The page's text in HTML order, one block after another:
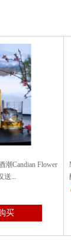
NMN10800｜加拿
抗衰 细胞级焕活能
立即购买